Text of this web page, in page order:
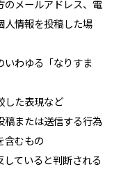
のメールアドレス、電
情報を投稿した場
わゆる「なりすま
した表現など
稿または送信する行為
含むもの
ていると判断される